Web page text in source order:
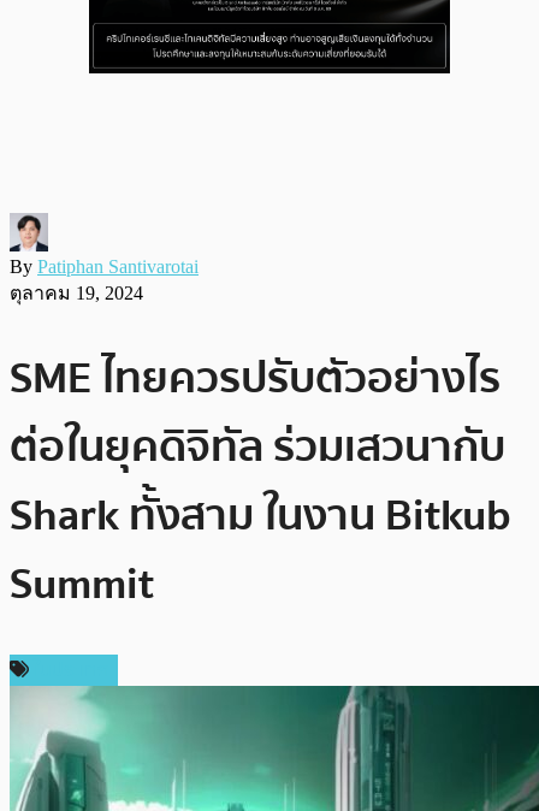
By Patiphan Santivarotai
ตุลาคม 19, 2024
SME ไทยควรปรับตัวอย่างไร
ต่อในยุคดิจิทัล ร่วมเสวนากับ
Shark ทั้งสาม ในงาน Bitkub
Summit